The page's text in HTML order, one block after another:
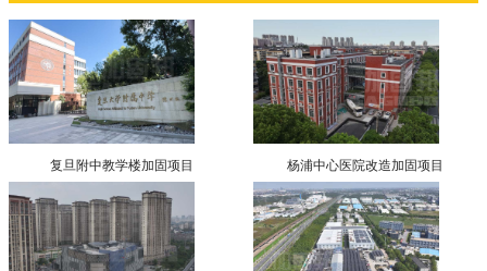
复旦附中教学楼加固项目 杨浦中心医院改造加固项目